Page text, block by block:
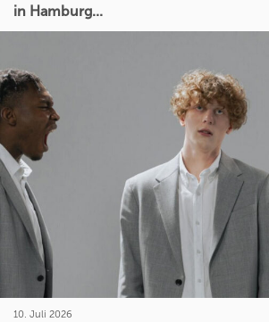
in Hamburg...
10. Juli 2026